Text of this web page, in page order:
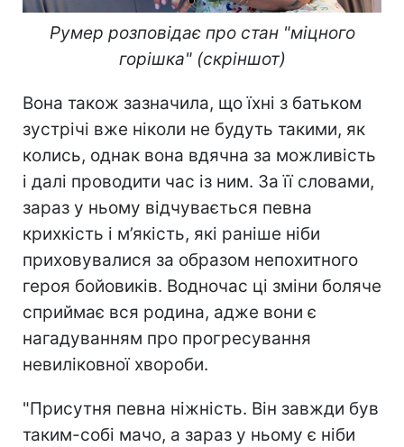
Румер розповідає про стан "міцного
горішка" (скріншот)
Вона також зазначила, що їхні з батьком
зустрічі вже ніколи не будуть такими, як
колись, однак вона вдячна за можливість
і далі проводити час із ним. За її словами,
зараз у ньому відчувається певна
крихкість і м’якість, які раніше ніби
приховувалися за образом непохитного
героя бойовиків. Водночас ці зміни боляче
сприймає вся родина, адже вони є
нагадуванням про прогресування
невиліковної хвороби.
"Присутня певна ніжність. Він завжди був
таким-собі мачо, а зараз у ньому є ніби